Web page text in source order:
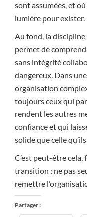
sont assumées, et
lumière pour exister.
Au fond, la discipline
permet de
sans intégrité
dangereux. Dans
organisation
toujours ceux qui
rendent les autres
confiance et qui
solide que celle
C’est peut-être
transition : ne pas
remettre
Partager :